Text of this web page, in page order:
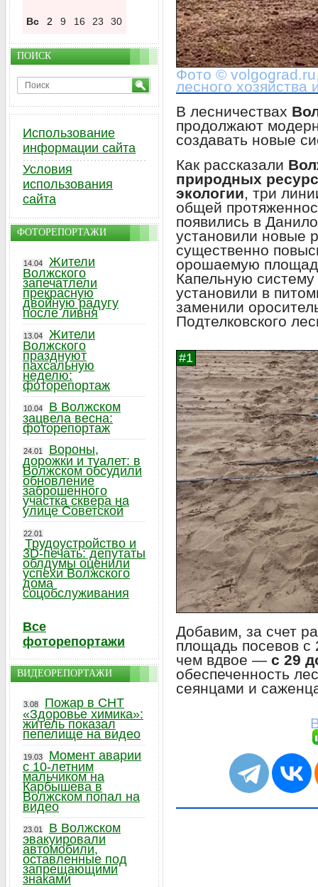
Фото ©
лесного хозяйства
В лесничествах
продолжают
создавать новые
Как рассказали
природных
экологии, три
общей
появились в
установили новые
существенно
орошаемую
Капельную
установили в
заменили
Подтелковского
Добавим, за счет
площадь посевов с
чем вдвое — с 29
обеспеченность
сеянцами и
Вс 2 9 16 23 30
ПОИСК
Использование
информации сайта
Условия
использования
сайта
ФОТОРЕПОРТАЖИ
14.04
Жители
Волжского
запечатлели
прекрасную
двойную радугу
после ливня
13.04
Жители
Волжского
празднуют
пахсальную
неделю:
фоторепортаж
10.04
В Волжском
зацвела весна:
фоторепортаж
24.01
Вороны,
дорожки и туалет: в
Волжском обсудили
обновление
заброшенного
участка сквера на
улице Советской
22.01
Трудоустройство и
3D-печать: депутаты
облдумы оценили
успехи Волжского
дома
соцобслуживания
Все
фоторепортажи
ВИДЕОРЕПОРТАЖИ
3.08
Пожар в СНТ
«Здоровье химика»:
житель показал
пепелище на видео
19.03
Момент аварии
с 10-летним
мальчиком на
Карбышева в
Волжском попал на
видео
23.01
В Волжском
эвакуировали
автомобили,
оставленные под
запрещающими
знаками